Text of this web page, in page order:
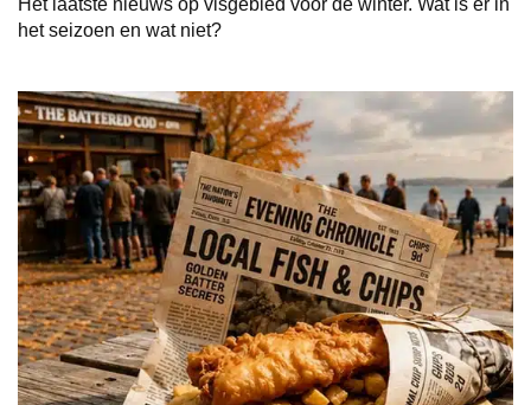
Het laatste nieuws op visgebied voor de winter. Wat is er in
het seizoen en wat niet?